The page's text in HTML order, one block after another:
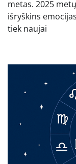
metas. 2025
išryškins
tiek naujai